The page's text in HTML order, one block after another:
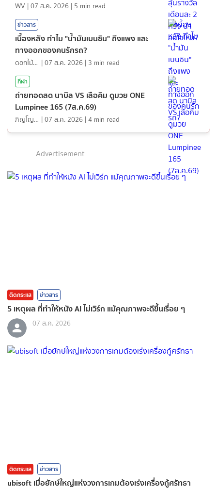
WV |07 ส.ค. 2026 | 5 min read
ข่าวสาร
เบื้องหลัง ทำไม "น้ำมันเบนซิน" ถึงแพง และ
ทางออกของคนรักรถ?
ดอกไม้กับสายน้ำ |07 ส.ค. 2026 | 3 min read
กีฬา
ถ่ายทอดสด นาบิล VS เสือคิม ดูมวย ONE
Lumpinee 165 (7ส.ค.69)
ภิญโญ ส่องแสง |07 ส.ค. 2026 |4 min read
Advertisement
ติดกระแส ข่าวสาร
5 เหตุผล ที่ทำให้หนัง AI ไม่เวิร์ก แม้คุณภาพจะดีขึ้นเรื่อย ๆ
07 ส.ค. 2026
ติดกระแส ข่าวสาร
ubisoft เมื่อยักษ์ใหญ่แห่งวงการเกมต้องเร่งเครื่องกู้ศรัทธา